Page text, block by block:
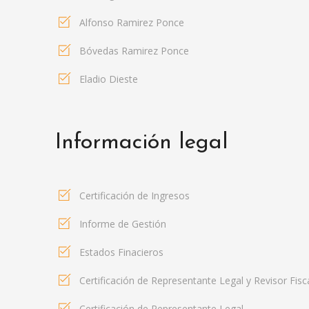
Alfonso Ramirez Ponce
Bóvedas Ramirez Ponce
Eladio Dieste
Información legal
Certificación de Ingresos
Informe de Gestión
Estados Finacieros
Certificación de Representante Legal y Revisor